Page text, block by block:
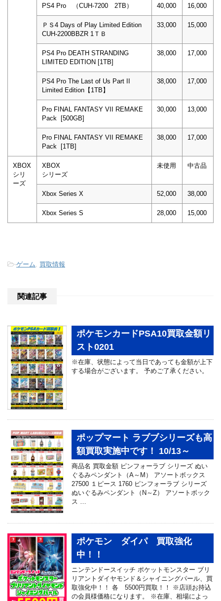
PS4 Pro （CUH-7200 2TB） 40,000 16,000
ＰＳ4 Days of Play Limited Edition
CUH-2200BBZR 1ＴＢ
33,000 15,000
PS4 Pro DEATH STRANDING
LIMITED EDITION [1TB]
38,000 17,000
PS4 Pro The Last of Us Part II
Limited Edition【1TB】
38,000 17,000
Pro FINAL FANTASY VII REMAKE
Pack [500GB]
30,000 13,000
Pro FINAL FANTASY VII REMAKE
Pack [1TB]
38,000 17,000
XBOX
シリ
ーズ
XBOX
シリーズ
未使用 中古品
Xbox Series X 52,000 38,000
Xbox Series S 28,000 15,000
-ゲーム 買取情報
関連記事
ポケモンカードPSA10買取金額リ
スト0201
※在庫、状態によって当日であっても金額が上下
する場合がございます。 予めご了承ください。
ポップマート ラブブシリーズも高
額買取実施中です！ 10/13～
商品名 買取金額 ピンフォーラブ シリーズ ぬい
ぐるみペンダント（A～M） アソートボックス
27500 １ピース 1760 ピンフォーラブ シリーズ
ぬいぐるみペンダント（N～Z） アソートボック
ス …
ポケモン ダイパ 買取強化
中！！
ニンテンドースイッチ ポケットモンスター ブリ
リアントダイヤモンド＆シャイニングパール、買
取強化中！！ 各 5500円買取！！ ※店頭お持込
の会員様価格になります。 ※在庫、相場によっ